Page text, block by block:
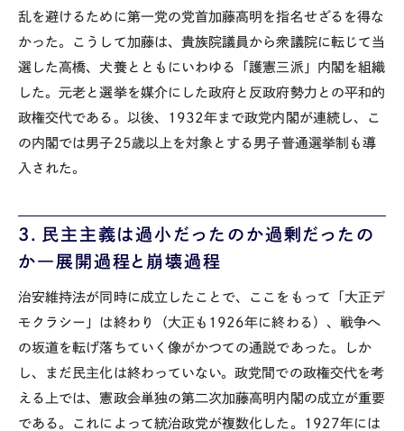
乱を避けるために第一党の党首加藤高明を指名せざるを得な
かった。こうして加藤は、貴族院議員から衆議院に転じて当
選した高橋、犬養とともにいわゆる「護憲三派」内閣を組織
した。元老と選挙を媒介にした政府と反政府勢力との平和的
政権交代である。以後、1932年まで政党内閣が連続し、こ
の内閣では男子25歳以上を対象とする男子普通選挙制も導
入された。
3 ．民主主義は過小だったのか過剰だったの
か―展開過程と崩壊過程
治安維持法が同時に成立したことで、ここをもって「大正デ
モクラシー」は終わり（大正も1926年に終わる）、戦争へ
の坂道を転げ落ちていく像がかつての通説であった。しか
し、まだ民主化は終わっていない。政党間での政権交代を考
える上では、憲政会単独の第二次加藤高明内閣の成立が重要
である。これによって統治政党が複数化した。1927年には